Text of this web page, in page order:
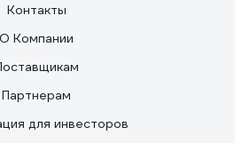
Контакты
О Компании
Партнерам
для инвесторов